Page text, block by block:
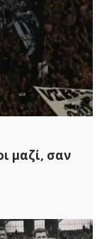
μαζί, σαν